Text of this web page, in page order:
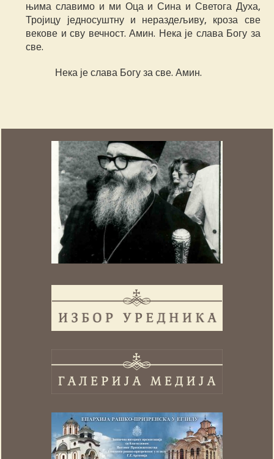
њима славимо и ми Оца и Сина и Светога Духа,
Тројицу једносуштну и нераздељиву, кроза све
векове и сву вечност. Амин. Нека је слава Богу за
све.
Нека је слава Богу за све. Амин.